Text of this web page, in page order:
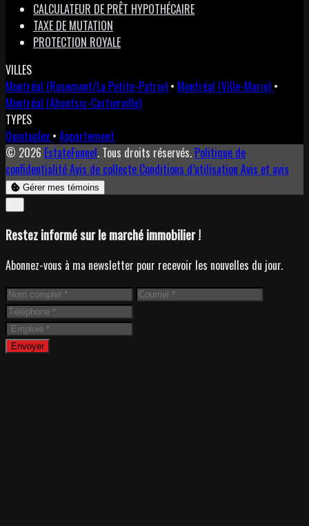
CALCULATEUR DE PRÊT HYPOTHÉCAIRE
TAXE DE MUTATION
PROTECTION ROYALE
VILLES
Montréal (Rosemont/La Petite-Patrie) • Montréal (Ville-Marie) •
Montréal (Ahuntsic-Cartierville)
TYPES
Quintuplex • Appartement
© 2026 EstateFunnel. Tous droits réservés. Politique de
confidentialitéAvis de collecte Conditions d’utilisation Avis et avis
Gérer mes témoins
Restez informé sur le marché immobilier !
Abonnez-vous à ma newsletter pour recevoir les nouvelles du jour.
Envoyer